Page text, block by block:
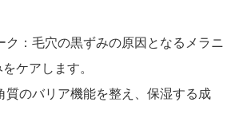
：毛穴の黒ずみの原因となるメラニ
ケアします。
のバリア機能を整え、保湿する成